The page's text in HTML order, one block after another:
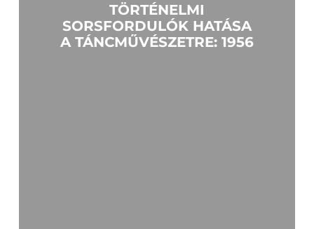
TÖRTÉNELMI
SORSFORDULÓK HATÁSA
A TÁNCMŰVÉSZETRE: 1956